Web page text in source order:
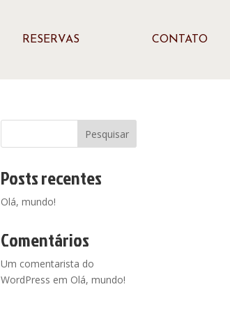
RESERVAS CONTATO
Pesquisar
Posts recentes
Olá, mundo!
Comentários
Um comentarista do
WordPress em Olá, mundo!